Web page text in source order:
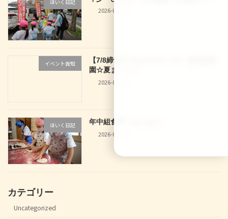
ほいく日記
2026-07-10
イベント告知
【7/8締切】2026/07/29（水） 龍谷幼稚
園☆夏まつり☆
2026-07-04
ほいく日記
年中組食育！あんぱん
2026-06-30
カテゴリー
Uncategorized